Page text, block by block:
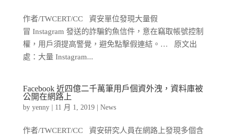
作者/TWCERT/CC 資安單位發現大量假
冒 Instagram 發送的詐騙釣魚信件，意在竊取帳號控制
權，用戶須提高警覺，避免點擊假連結。… 原文出
處：大量 Instagram...
Facebook 近四億二千萬筆用戶個資外洩，資料庫被
公開在網路上
by yenny| 11 月 1, 2019| News
作者/TWCERT/CC 資安研究人員在網路上發現多個含